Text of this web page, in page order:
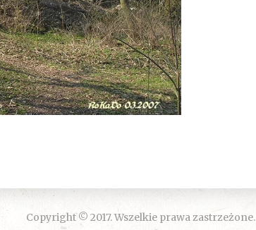
Copyright © 2017. Wszelkie prawa zastrzeżone.